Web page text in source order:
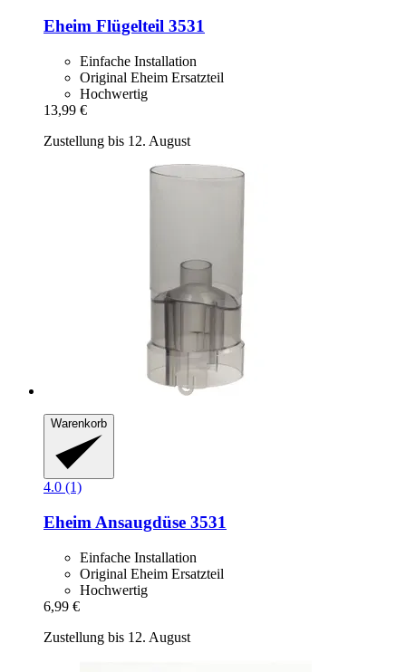
Eheim Flügelteil 3531
Einfache Installation
Original Eheim Ersatzteil
Hochwertig
13,99 €
Zustellung bis 12. August
Warenkorb
4.0 (1)
Eheim Ansaugdüse 3531
Einfache Installation
Original Eheim Ersatzteil
Hochwertig
6,99 €
Zustellung bis 12. August